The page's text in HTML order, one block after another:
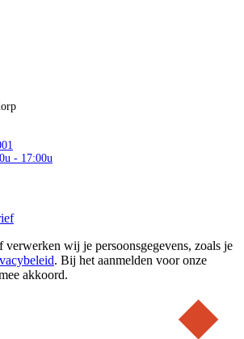
- 17:00u
verwerken wij je persoonsgegevens, zoals je
. Bij het aanmelden voor onze
akkoord.